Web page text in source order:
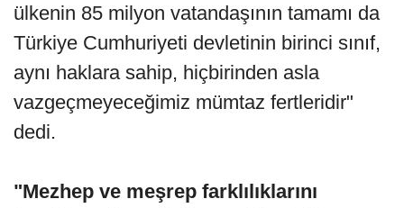
ülkenin 85 milyon vatandaşının tamamı da
Türkiye Cumhuriyeti devletinin birinci sınıf,
aynı haklara sahip, hiçbirinden asla
vazgeçmeyeceğimiz mümtaz fertleridir"
dedi.
"Mezhep ve meşrep farklılıklarını